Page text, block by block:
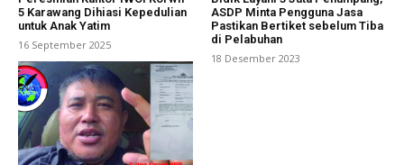
5 Karawang Dihiasi Kepedulian
untuk Anak Yatim
16 September 2025
ASDP Minta Pengguna Jasa
Pastikan Bertiket sebelum Tiba
di Pelabuhan
18 Desember 2023